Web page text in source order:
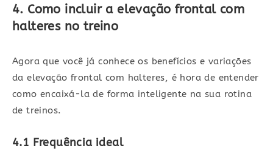
4. Como incluir a elevação frontal com
halteres no treino
Agora que você já conhece os benefícios e variações
da elevação frontal com halteres, é hora de entender
como encaixá-la de forma inteligente na sua rotina
de treinos.
4.1 Frequência ideal